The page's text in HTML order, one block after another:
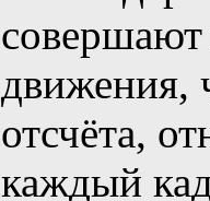
совершают
движения,
отсчёта,
каждый